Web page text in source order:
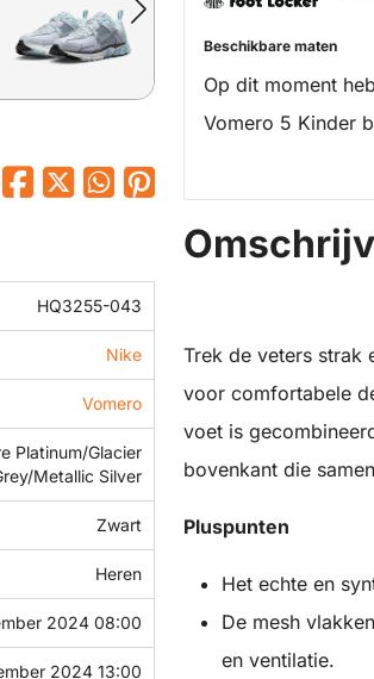
HQ3255-043
Nike
Vomero
Platinum/Glacier
Metallic Silver
Zwart
Heren
2024 08:00
2024 13:00
Beschikbare maten
Op dit moment
Vomero 5 Kinder
Trek de veters strak
voor comfortabele
voet is
bovenkant die
Pluspunten
Het echte en
De mesh
en ventilatie.